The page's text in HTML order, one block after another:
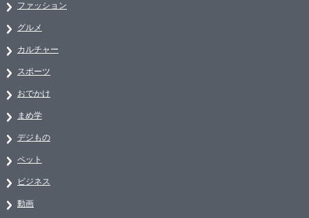
ファッション
グルメ
カルチャー
スポーツ
おでかけ
まめ学
デジもの
ペット
ビジネス
動画